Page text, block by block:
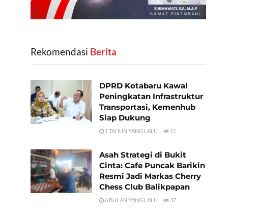
Rekomendasi ‎ Berita
DPRD Kotabaru Kawal
Peningkatan Infrastruktur
Transportasi, Kemenhub
Siap Dukung
1 TAHUN YANG LALU 51
Asah Strategi di Bukit
Cinta: Cafe Puncak Barikin
Resmi Jadi Markas Cherry
Chess Club Balikpapan
6 BULAN YANG LALU 37